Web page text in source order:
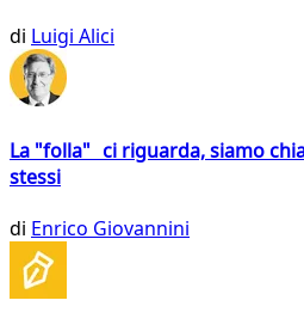
di Luigi Alici
La "folla" ci riguarda, siamo
stessi
di Enrico Giovannini